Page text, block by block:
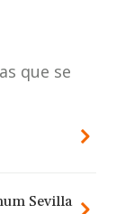
que se
Sevilla